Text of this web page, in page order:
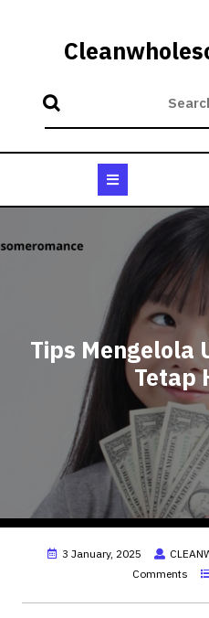
Button
Tips Mengelola
Tetap
3 January, 2025
Comments